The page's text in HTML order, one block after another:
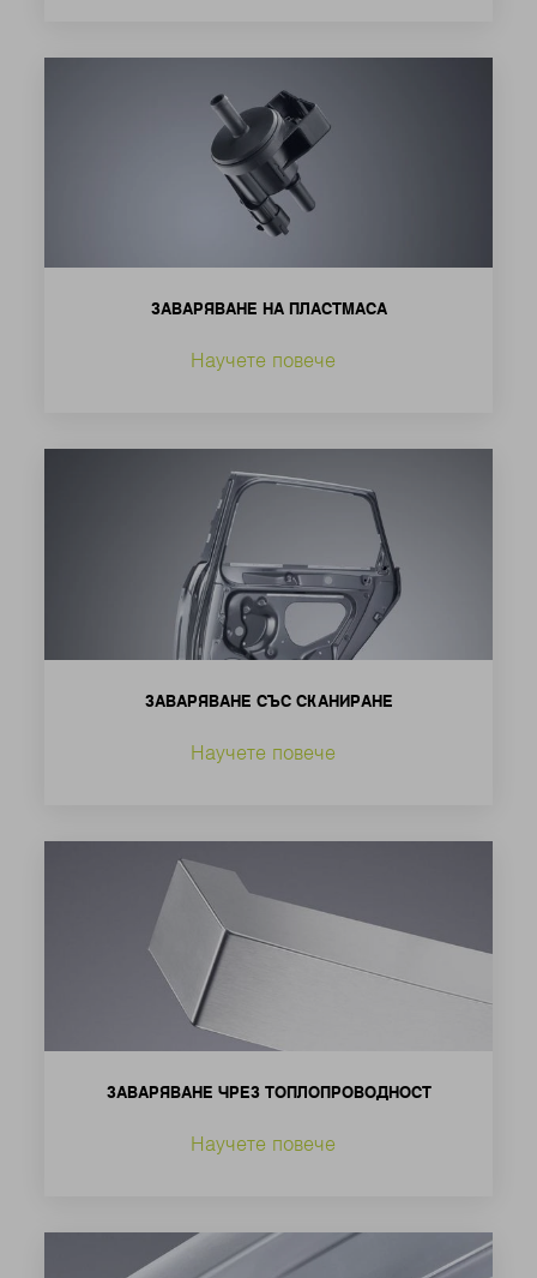
ЗАВАРЯВАНЕ НА ПЛАСТМАСА
Научете повече
ЗАВАРЯВАНЕ СЪС СКАНИРАНЕ
Научете повече
ЗАВАРЯВАНЕ ЧРЕЗ ТОПЛОПРОВОДНОСТ
Научете повече